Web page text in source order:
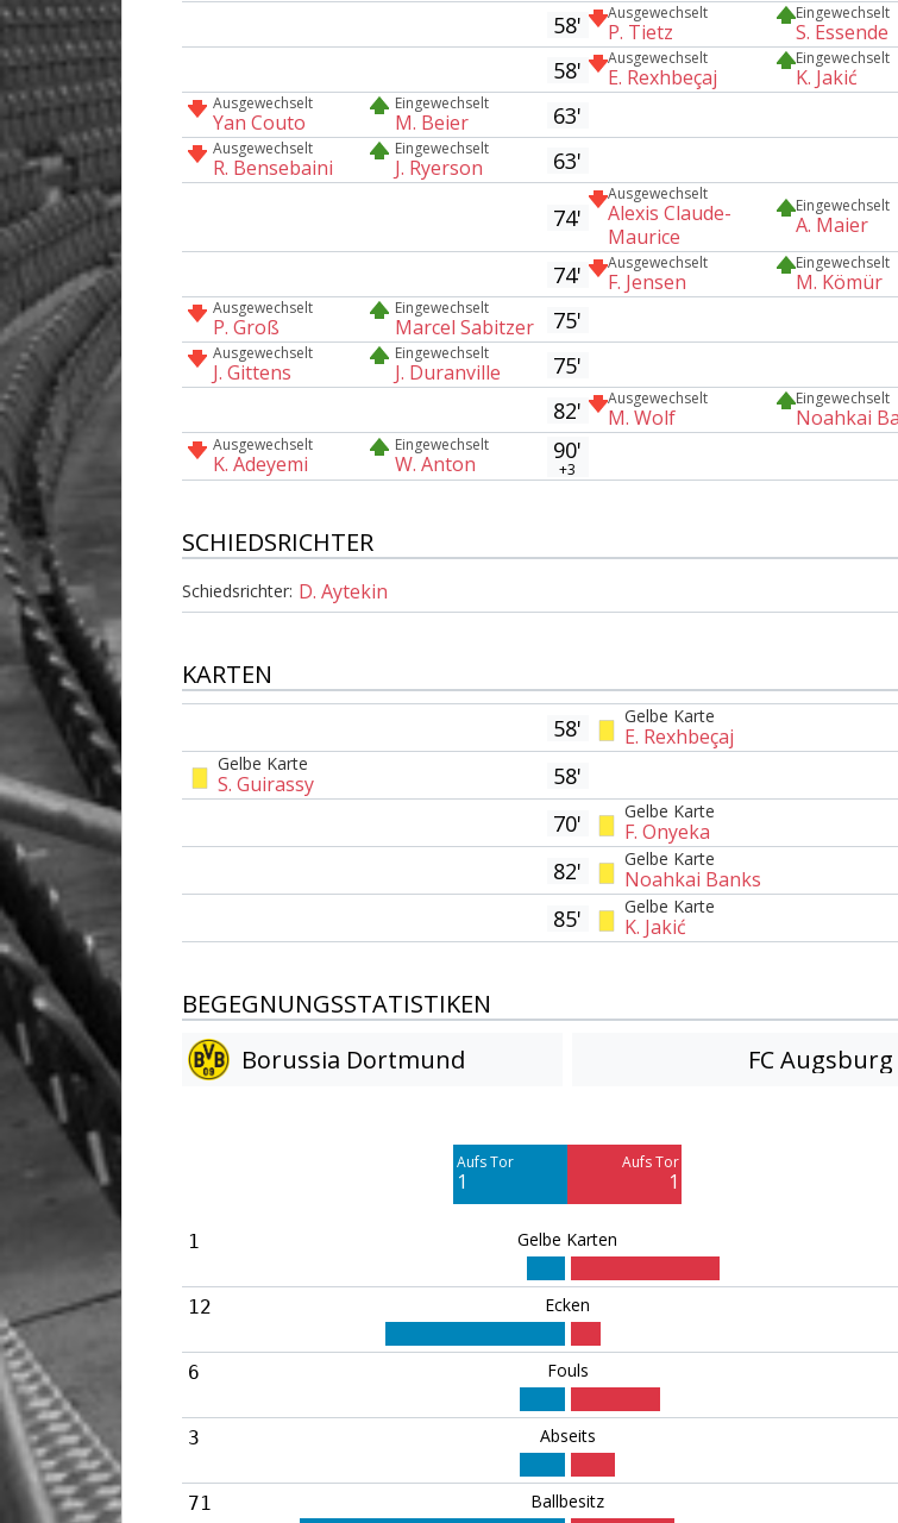
58' Ausgewechselt
P. Tietz
Eingewechselt
S. Essende
58' Ausgewechselt
E. Rexhbeçaj
Eingewechselt
K. Jakić
Ausgewechselt
Yan Couto
Eingewechselt
M. Beier 63'
Ausgewechselt
R. Bensebaini
Eingewechselt
J. Ryerson
63'
74'
Ausgewechselt
Alexis Claude-
Maurice
Eingewechselt
A. Maier
74' Ausgewechselt
F. Jensen
Eingewechselt
M. Kömür
Ausgewechselt
P. Groß
Eingewechselt
Marcel Sabitzer 75'
Ausgewechselt
J. Gittens
Eingewechselt
J. Duranville
75'
82'
Ausgewechselt
M. Wolf
Eingewechselt
Noahkai
Ausgewechselt
K. Adeyemi
Eingewechselt
W. Anton 90'
+3
SCHIEDSRICHTER
Schiedsrichter: D. Aytekin
KARTEN
58' Gelbe Karte
E. Rexhbeçaj
Gelbe Karte
S. Guirassy
58'
70'
Gelbe Karte
F. Onyeka
82' Gelbe Karte
Noahkai Banks
85' Gelbe Karte
K. Jakić
BEGEGNUNGSSTATISTIKEN
Borussia Dortmund
FC Augsburg
Aufs Tor
1
Aufs Tor
1
1 Gelbe Karten
12 Ecken
6 Fouls
3 Abseits
71 Ballbesitz